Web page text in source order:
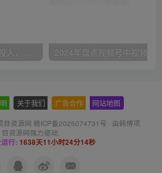
关于我们 广告合作 网站地图
目资源网 赣ICP备2025074731号 · 由韩傅项
目资源网强力驱动.
行: 1638天11小时24分14秒